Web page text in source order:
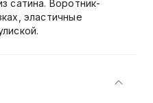
сатина. Воротник-
эластичные